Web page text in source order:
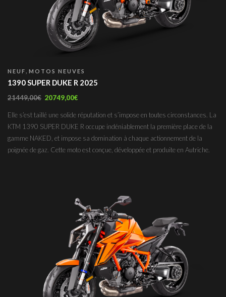
NEUF, MOTOS NEUVES
1390 SUPER DUKE R 2025
21449,00€ 20749,00€
Elle s’est taillé une solide réputation et s’impose en toutes circonstances. La
KTM 1390 SUPER DUKE R occupe indéniablement la première place de la
gamme NAKED, et impose sa domination à chaque actionnement de la
poignée de gaz. Cette moto est conçue, développée et produite en Autriche.